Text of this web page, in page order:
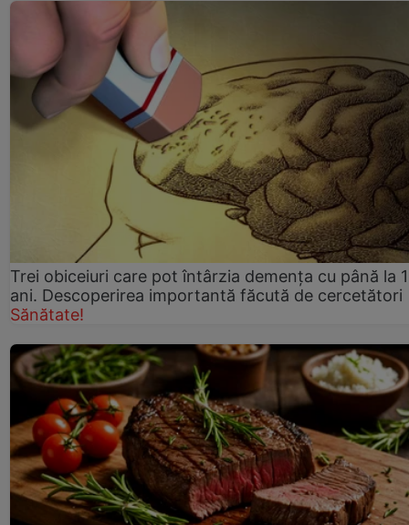
Trei obiceiuri care pot întârzia demența cu până la
ani. Descoperirea importantă făcută de cercetători
Sănătate!